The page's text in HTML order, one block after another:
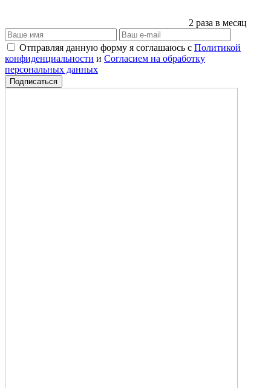
2 раза в месяц
Отправляя данную форму я соглашаюсь с Политикой
конфиденциальности и Согласием на обработку
персональных данных
Подписаться